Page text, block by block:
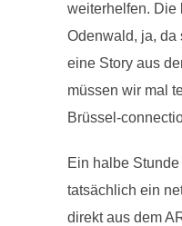
weiterhelfen. Die
Odenwald, ja, da
eine Story aus
müssen wir mal
Brüssel-
Ein halbe
tatsächlich ein
direkt aus dem